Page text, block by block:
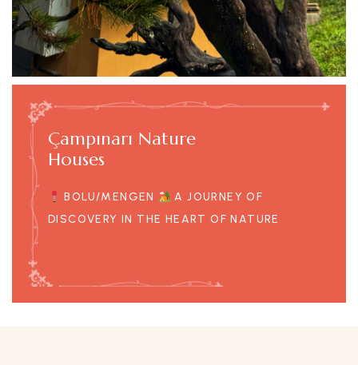
Çampınarı Nature
Houses
BOLU/MENGEN
A JOURNEY OF
DISCOVERY IN THE HEART OF NATURE